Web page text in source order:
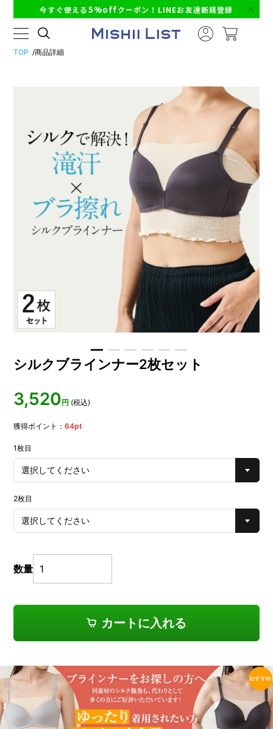
今すぐ使える5%offクーポン！LINEお友達新規登録
TOP 商品詳細
シルクブラインナー2枚セット
3,520円 (税込)
獲得ポイント：64pt
1枚目
2枚目
数量
カートに入れる